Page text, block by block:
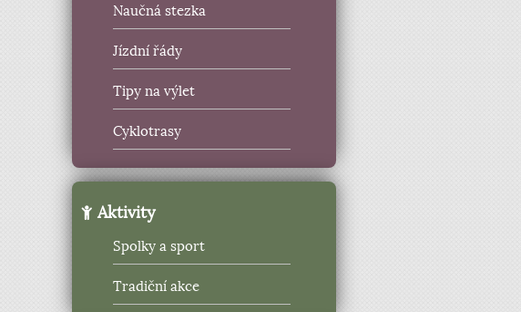
Naučná stezka
Jízdní řády
Tipy na výlet
Cyklotrasy
Aktivity
Spolky a sport
Tradiční akce